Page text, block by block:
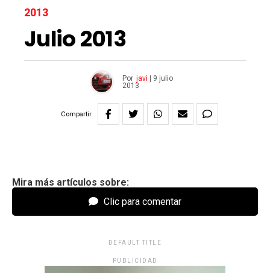
2013
Julio 2013
Por javi
9 julio
2013
Compartir
Mira más artículos sobre:
Clic para comentar
DEFAULT TITLE
PUBLICIDAD